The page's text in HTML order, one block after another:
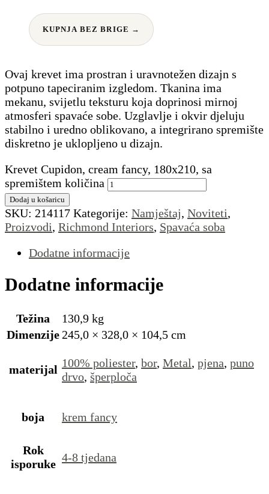
KUPNJA BEZ BRIGE →
Ovaj krevet ima prostran i uravnotežen dizajn s
potpuno tapeciranim izgledom. Tkanina ima
mekanu, svijetlu teksturu koja doprinosi mirnoj
atmosferi spavaće sobe. Uzglavlje i okvir djeluju
stabilno i uredno oblikovano, a integrirano spremište
diskretno je uklopljeno u dizajn.
Krevet Cupidon, cream fancy, 180x210, sa
spremištem količina
Dodaj u košaricu
SKU: 214117 Kategorije: Namještaj, Noviteti,
Proizvodi, Richmond Interiors, Spavaća soba
Dodatne informacije
Dodatne informacije
Težina
130,9 kg
Dimenzije 245,0 × 328,0 × 104,5 cm
materijal 100% poliester, bor, Metal, pjena, puno
drvo, šperploča
boja krem fancy
Rok
isporuke 4-8 tjedana